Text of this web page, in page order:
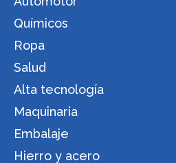
Químicos
Ropa
Salud
Alta tecnología
Maquinaria
Embalaje
Hierro y acero